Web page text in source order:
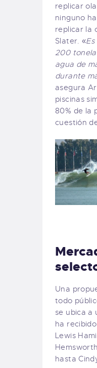
replicar
ninguno
replicar la
Slater. «
200
agua de
durante
asegura
piscinas
80% de la
cuestión
Una
todo
se ubica a
ha
Lewis
hasta